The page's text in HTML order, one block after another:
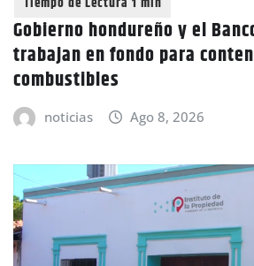
Gobierno hondureño y el
trabajan en fondo para
combustibles
noticias Ago 8, 2026